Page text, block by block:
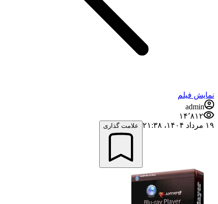
نمایش فیلم
admin
۱۴٬۸۱۲
۱۹ مرداد ۱۴۰۴،‏ ۲۱:۳۸
علامت گذاری